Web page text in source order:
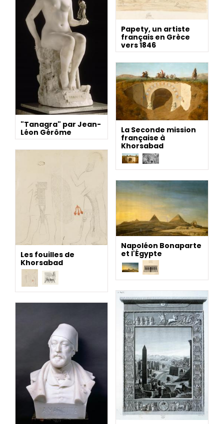
"Tanagra" par Jean-
Léon Gérôme
Papety, un artiste
français en Grèce
vers 1846
La Seconde mission
française à
Khorsabad
Les fouilles de
Khorsabad
Napoléon Bonaparte
et l'Égypte